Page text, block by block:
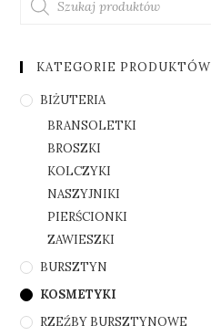
KATEGORIE PRODUKTÓW
BIŻUTERIA
BRANSOLETKI
BROSZKI
KOLCZYKI
NASZYJNIKI
PIERŚCIONKI
ZAWIESZKI
BURSZTYN
KOSMETYKI
RZEŹBY BURSZTYNOWE